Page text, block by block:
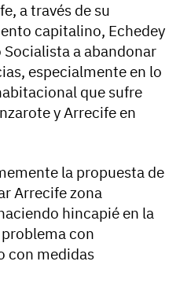
a través de su
capitalino, Echedey
a abandonar
especialmente en lo
que sufre
y Arrecife en
la propuesta de
Arrecife zona
hincapié en la
con
con medidas